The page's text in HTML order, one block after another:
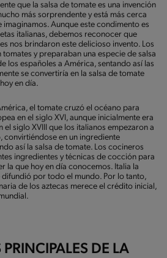
que la salsa de tomate es una invención
más sorprendente y está más cerca
imaginamos. Aunque este condimento es
italianas, debemos reconocer que
nos brindaron este delicioso invento. Los
y preparaban una especie de salsa
los españoles a América, sentando así las
se convertiría en la salsa de tomate
en día.
el tomate cruzó el océano para
en el siglo XVI, aunque inicialmente era
el siglo XVIII que los italianos empezaron a
convirtiéndose en un ingrediente
así la salsa de tomate. Los cocineros
ingredientes y técnicas de cocción para
la que hoy en día conocemos. Italia la
por todo el mundo. Por lo tanto,
de los aztecas merece el crédito inicial,
DE LA